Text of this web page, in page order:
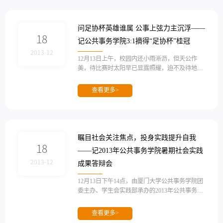
为12号张翔，21号翁士洋，...
18
2013-12
问足协杯英雄谁属 公事上弦力主沉浮——
记公共事务学院3:1摘得“足协杯”桂冠
12月13日上午，校园内还小雨淅沥，但天公作
美，待比赛时太阳早已显露照耀，迫不及待地一
“足协杯”终于迎来了决赛。公共事务学院（下面
简称公事）足球队员在此次比赛中，一路争先
号王君德、10号Benjamin、22号李海山等球员全
查看更多>
18
2013-12
瞩目社会关注焦点，投身实践提升自我
——记2013年公共事务学院暑期社会实践
成果答辩会
12月13日下午14点，由厦门大学公共事务学院团
委主办、学生会实践部承办的2013年公共事务学
行。各实践队纷纷展示自己在暑期中取得的骄人
成果，现场气氛热烈掌声不断。本次答辩会有幸
查看更多>